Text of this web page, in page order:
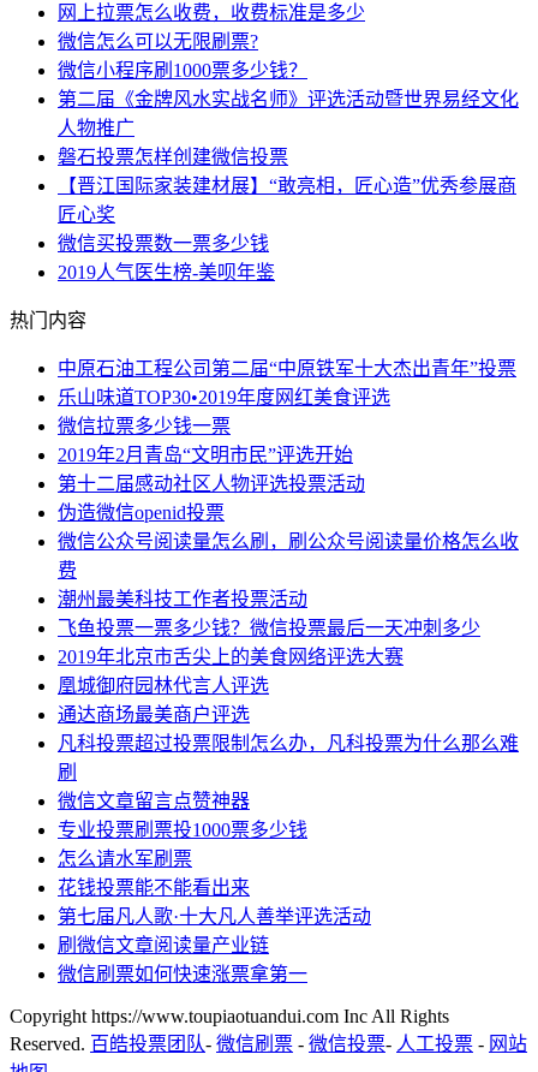
网上拉票怎么收费，收费标准是多少
微信怎么可以无限刷票?
微信小程序刷1000票多少钱？
第二届《金牌风水实战名师》评选活动暨世界易经文化
人物推广
磐石投票怎样创建微信投票
【晋江国际家装建材展】“敢亮相，匠心造”优秀参展商
匠心奖
微信买投票数一票多少钱
2019人气医生榜-美呗年鉴
热门内容
中原石油工程公司第二届“中原铁军十大杰出青年”投票
乐山味道TOP30•2019年度网红美食评选
微信拉票多少钱一票
2019年2月青岛“文明市民”评选开始
第十二届感动社区人物评选投票活动
伪造微信openid投票
微信公众号阅读量怎么刷，刷公众号阅读量价格怎么收
费
潮州最美科技工作者投票活动
飞鱼投票一票多少钱？微信投票最后一天冲刺多少
2019年北京市舌尖上的美食网络评选大赛
凰城御府园林代言人评选
通达商场最美商户评选
凡科投票超过投票限制怎么办，凡科投票为什么那么难
刷
微信文章留言点赞神器
专业投票刷票投1000票多少钱
怎么请水军刷票
花钱投票能不能看出来
第七届凡人歌·十大凡人善举评选活动
刷微信文章阅读量产业链
微信刷票如何快速涨票拿第一
Copyright https://www.toupiaotuandui.com Inc All Rights
Reserved. 百皓投票团队- 微信刷票 - 微信投票- 人工投票 - 网站